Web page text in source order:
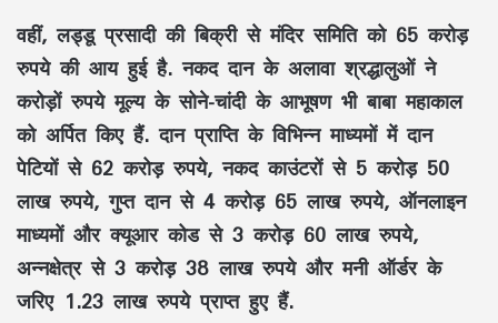
वहीं, लड्डू प्रसादी की बिक्री से मंदिर समिति को 65 करोड़
रुपये की आय हुई है. नकद दान के अलावा श्रद्धालुओं ने
करोड़ों रुपये मूल्य के सोने-चांदी के आभूषण भी बाबा महाकाल
को अर्पित किए हैं. दान प्राप्ति के विभिन्न माध्यमों में दान
पेटियों से 62 करोड़ रुपये, नकद काउंटरों से 5 करोड़ 50
लाख रुपये, गुप्त दान से 4 करोड़ 65 लाख रुपये, ऑनलाइन
माध्यमों और क्यूआर कोड से 3 करोड़ 60 लाख रुपये,
अन्नक्षेत्र से 3 करोड़ 38 लाख रुपये और मनी ऑर्डर के
जरिए 1.23 लाख रुपये प्राप्त हुए हैं.